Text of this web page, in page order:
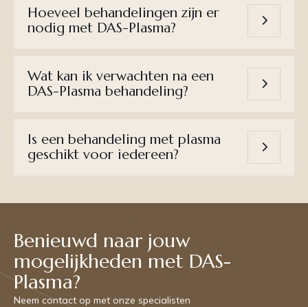
Hoeveel behandelingen zijn er
nodig met DAS-Plasma?
Wat kan ik verwachten na een
DAS-Plasma behandeling?
Is een behandeling met plasma
geschikt voor iedereen?
Benieuwd naar jouw
mogelijkheden met DAS-
Plasma?
Neem contact op met onze specialisten